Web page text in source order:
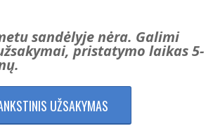
sandėlyje nėra. Galimi
pristatymo laikas 5-
UŽSAKYMAS